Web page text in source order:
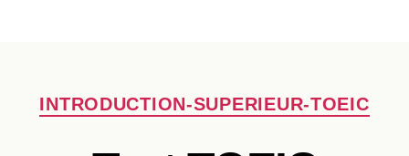
INTRODUCTION-SUPERIEUR-TOEIC